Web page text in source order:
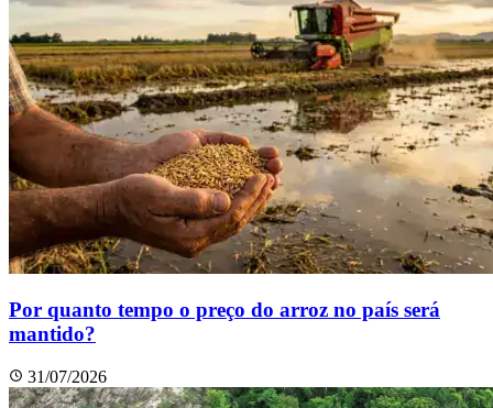
Por quanto tempo o preço do arroz no país será
mantido?
31/07/2026